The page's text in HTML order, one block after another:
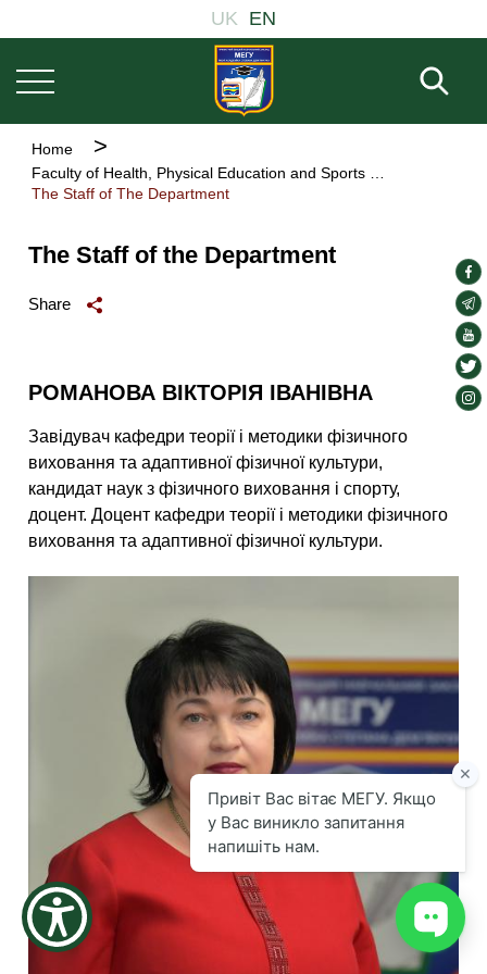
to
main
content
навіґація
UK EN
Breadcrumb
Home
Faculty of Health, Physical Education and Sports
The Staff of The Department
The Staff of the Department
Share
РОМАНОВА ВІКТОРІЯ ІВАНІВНА
Завідувач кафедри теорії і методики фізичного
виховання та адаптивної фізичної культури,
кандидат наук з фізичного виховання і спорту,
доцент. Доцент кафедри теорії і методики фізичного
виховання та адаптивної фізичної культури.